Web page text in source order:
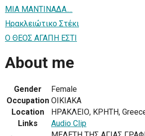
ΜΙΑ ΜΑΝΤΙΝΑΔΑ....
Ηρακλειώτικο Στέκι
Ο ΘΕΟΣ ΑΓΑΠΗ ΕΣΤΙ
About me
Gender
Female
Occupation ΟΙΚΙΑΚΑ
Location
ΗΡΑΚΛΕΙΟ, ΚΡΗΤΗ,
Links
Audio Clip